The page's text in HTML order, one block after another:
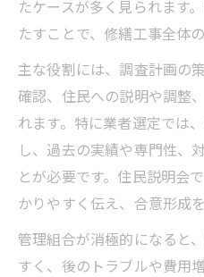
たケースが多く見られます
たすことで、修繕工事全体
主な役割には、調査計画の
確認、住民への説明や調整
れます。特に業者選定では
し、過去の実績や専門性、
とが必要です。住民説明会
かりやすく伝え、合意形成
管理組合が消極的になると
すく、後のトラブルや費用